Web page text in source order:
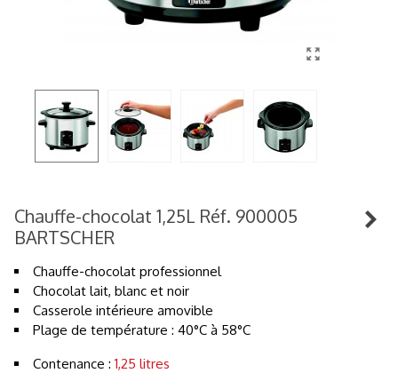
Chauffe-chocolat 1,25L Réf. 900005
BARTSCHER
Chauffe-chocolat professionnel
Chocolat lait, blanc et noir
Casserole intérieure amovible
Plage de température : 40°C à 58°C
Contenance : 1,25 litres